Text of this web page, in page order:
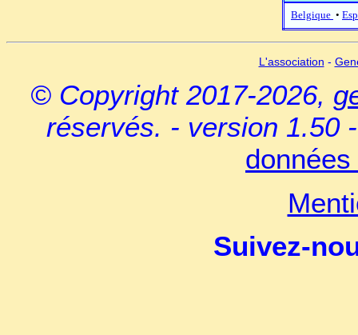
Belgique •
L'association -
© Copyright 2017-2026,
réservés. - version 1.50
Suivez-